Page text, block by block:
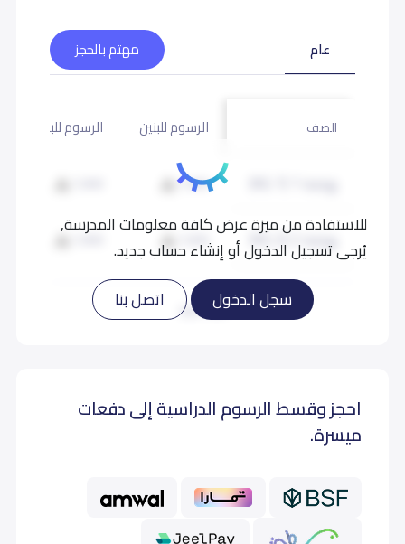
للاستفادة من ميزة عرض كافة معلومات المدرسة,
يُرجى تسجيل الدخول أو إنشاء حساب جديد.
سجل الدخول
اتصل بنا
عام مهتم بالحجز
اقرأ المزيد
الصف الرسوم للبنين الرسوم للبنات
7,000
روضة 2 (KG 2) 7,000
7,000
تمهيدي (KG 3) 7,000
7,000
احجز وقسط الرسوم الدراسية إلى دفعات
ميسرة.